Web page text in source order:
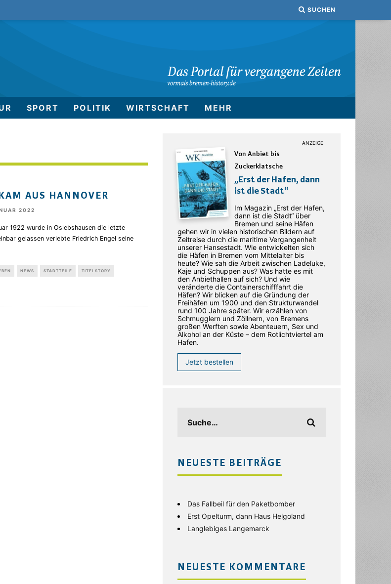
SUCHEN
SPORT POLITIK WIRTSCHAFT MEHR
AUS HANNOVER
2022
1922 wurde in Oslebshausen die letzte
gelassen verlebte Friedrich Engel seine
NEWS STADTTEILE TITELSTORY
Von Anbiet bis
Zuckerklatsche
„Erst der Hafen, dann
ist die Stadt“
Im Magazin „Erst der Hafen,
dann ist die Stadt“ über
Bremen und seine Häfen
gehen wir in vielen historischen Bildern auf
Zeitreise durch die maritime Vergangenheit
unserer Hansestadt. Wie entwickelten sich
die Häfen in Bremen vom Mittelalter bis
heute? Wie sah die Arbeit zwischen Ladeluke,
Kaje und Schuppen aus? Was hatte es mit
den Anbiethallen auf sich? Und wie
veränderte die Containerschifffahrt die
Häfen? Wir blicken auf die Gründung der
Freihäfen um 1900 und den Strukturwandel
rund 100 Jahre später. Wir erzählen von
Schmugglern und Zöllnern, von Bremens
großen Werften sowie Abenteuern, Sex und
Alkohol an der Küste – dem Rotlichtviertel am
Hafen.
Jetzt bestellen
NEUESTE BEITRÄGE
Das Fallbeil für den Paketbomber
Erst Opelturm, dann Haus Helgoland
Langlebiges Langemarck
NEUESTE KOMMENTARE